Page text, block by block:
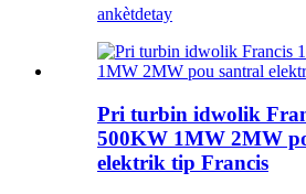
ankètdetay
Pri turbin idwolik
500KW 1MW 2MW
elektrik tip Francis